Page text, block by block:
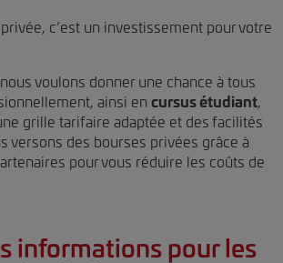
c’est un investissement pour votre
voulons donner une chance à tous
ainsi en cursus étudiant,
grille tarifaire adaptée et des facilités
versons des bourses privées grâce à
pour vous réduire les coûts de
informations pour les